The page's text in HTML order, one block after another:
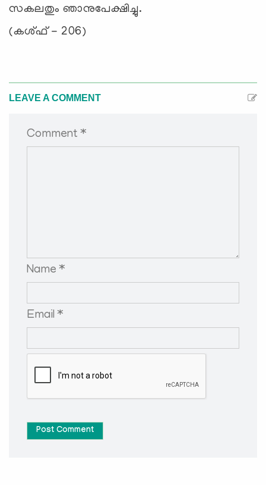
സകലതും ഞാനുപേക്ഷിച്ചു.
(കശ്ഫ് - 206)
LEAVE A COMMENT
Comment *
Name *
Email *
Post Comment